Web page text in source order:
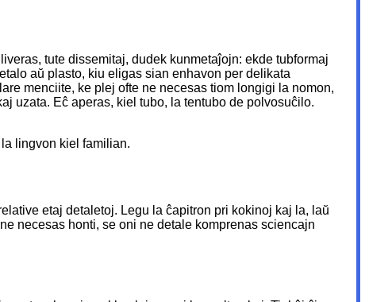
tute dissemitaj, dudek kunmetaĵojn: ekde tubformaj
aŭ plasto, kiu eligas sian enhavon per delikata
menciite, ke plej ofte ne necesas tiom longigi la nomon,
uzata. Eĉ aperas, kiel tubo, la tentubo de polvosuĉilo.
lingvon kiel familian.
etaj detaletoj. Legu la ĉapitron pri kokinoj kaj la, laŭ
necesas honti, se oni ne detale komprenas sciencajn